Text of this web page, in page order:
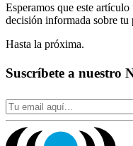
Esperamos que este
decisión informada sobre tu
Hasta la próxima.
Suscríbete a nuestro